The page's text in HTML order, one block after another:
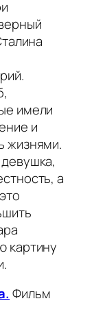
имели
и
жизнями.
а
картину
Фильм